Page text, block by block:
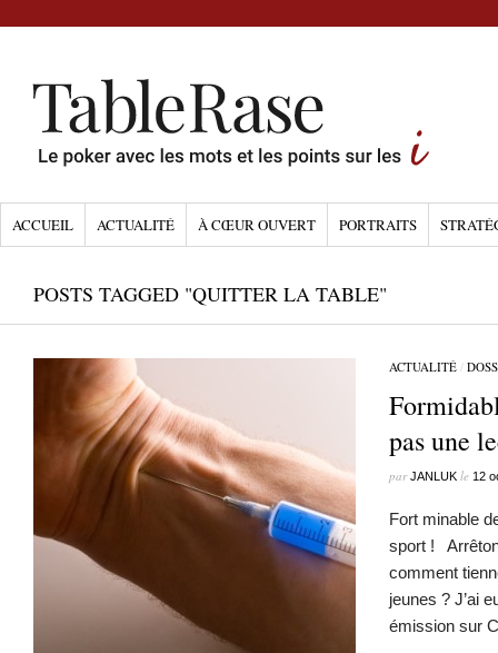
ACCUEIL ACTUALITÉ À CŒUR OUVERT PORTRAITS
POSTS TAGGED "QUITTER LA TABLE"
ACTUALITÉ /
pas une
parJANLUK le 12
Fort minable
sport !
comment
jeunes ? J’ai
émission sur